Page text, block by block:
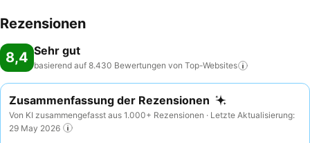
Rezensionen
8,4 Sehr gut
basierend auf 8.430 Bewertungen von Top-Websites
Zusammenfassung der Rezensionen
Von KI zusammengefasst aus 1.000+ Rezensionen · Letzte Aktualisierung:
29 May 2026